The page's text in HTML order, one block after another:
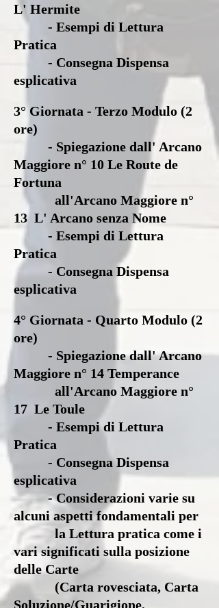
L' Hermite
- Esempi di Lettura
Pratica
- Consegna Dispensa
esplicativa
3° Giornata - Terzo Modulo (2
ore)
- Spiegazione dall' Arcano
Maggiore n° 10 Le Route de
Fortuna
all'Arcano Maggiore n°
13L' Arcano senza Nome
- Esempi di Lettura
Pratica
- Consegna Dispensa
esplicativa
4° Giornata - Quarto Modulo (2
ore)
- Spiegazione dall' Arcano
Maggiore n° 14 Temperance
all'Arcano Maggiore n°
17 Le Toule
- Esempi di Lettura
Pratica
- Consegna Dispensa
esplicativa
- Considerazioni varie su
alcuni aspetti fondamentali per
la Lettura pratica come i
vari significati sulla posizione
delle Carte
(Carta rovesciata, Carta
Soluzione/Guarigione,